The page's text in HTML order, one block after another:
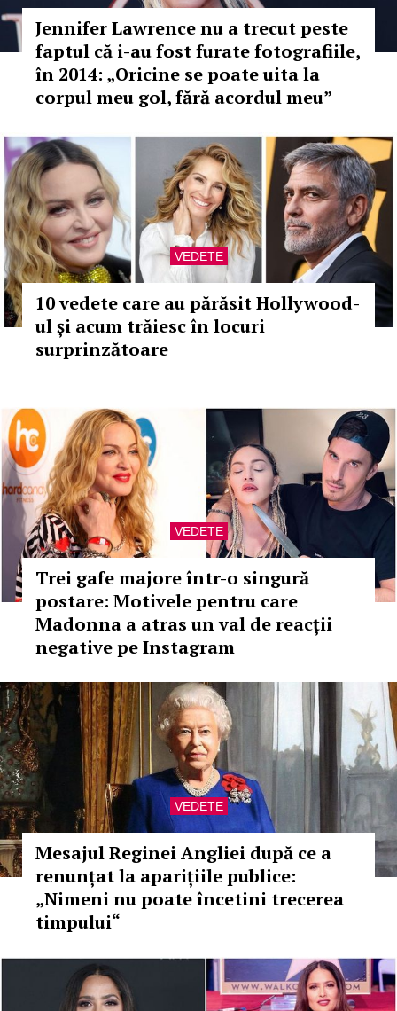
Jennifer Lawrence nu a trecut peste
faptul că i-au fost furate fotografiile,
în 2014: „Oricine se poate uita la
corpul meu gol, fără acordul meu”
VEDETE
10 vedete care au părăsit Hollywood-
ul și acum trăiesc în locuri
surprinzătoare
VEDETE
Trei gafe majore într-o singură
postare: Motivele pentru care
Madonna a atras un val de reacții
negative pe Instagram
VEDETE
Mesajul Reginei Angliei după ce a
renunțat la aparițiile publice:
„Nimeni nu poate încetini trecerea
timpului“